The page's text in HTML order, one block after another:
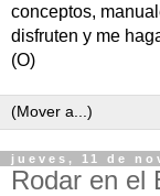
conceptos,
disfruten y me
(O)
jueves, 11 de
Rodar en el